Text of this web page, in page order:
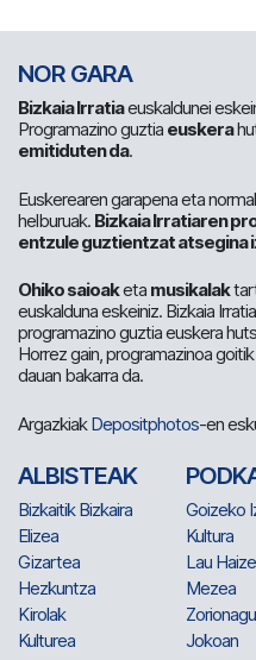
NOR GARA
Bizkaia Irratiaeuskaldunei
Programazino guztia euskera
emitiduten da.
Euskerearen garapena eta
helburuak. Bizkaia Irratiaren
entzule guztientzat atsegina
Ohiko saioaketa musikalak
euskalduna eskeiniz. Bizkaia
programazino guztia euskera
Horrez gain, programazinoa
dauan bakarra da.
ArgazkiakDepositphotos-en
ALBISTEAK
Bizkaitik Bizkaira
Elizea
Gizartea
Hezkuntza
Kirolak
Kulturea
Goizeko
Kultura
Lau
Mezea
Jokoan